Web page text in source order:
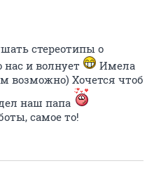
стереотипы о
нас и волнует
Имела
возможно) Хочется чтоб
наш папа
самое то!